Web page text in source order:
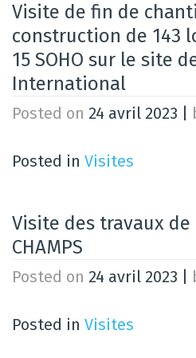
Visite de fin de
construction de 143
15 SOHO sur le site
International
Posted on 24 avril 2023
Posted in Visites
Visite des travaux de
CHAMPS
Posted on 24 avril 2023
Posted in Visites